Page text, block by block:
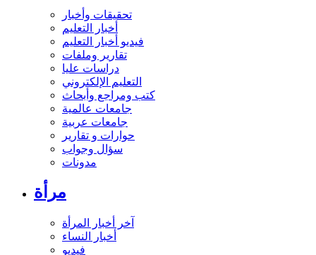
تحقيقات وأخبار
أخبار التعليم
فيديو أخبار التعليم
تقارير وملفات
دراسات عليا
التعليم الإلكتروني
كتب ومراجع وأبحاث
جامعات عالمية
جامعات عربية
حوارات و تقارير
سؤال وجواب
مدونات
مرأة
آخر أخبار المرأة
أخبار النساء
فيديو